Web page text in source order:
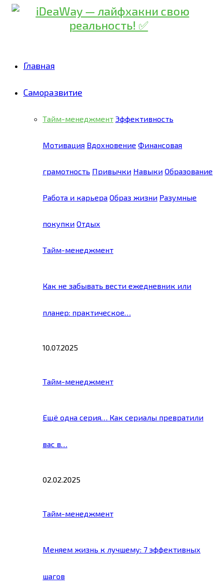
Главная
Саморазвитие
Тайм-менеджмент Эффективность
Мотивация Вдохновение Финансовая
грамотность Привычки Навыки Образование
Работа и карьера Образ жизни Разумные
покупки Отдых
Тайм-менеджмент
Как не забывать вести ежедневник или
планер: практическое…
10.07.2025
Тайм-менеджмент
Ещё одна серия… Как сериалы превратили
вас в…
02.02.2025
Тайм-менеджмент
Меняем жизнь к лучшему: 7 эффективных
шагов